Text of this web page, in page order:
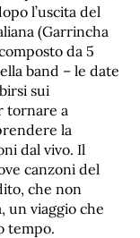
l’uscita del
(Garrincha
da 5
band – le date
sui
tornare a
la
dal vivo. Il
canzoni del
che non
un viaggio che
tempo.